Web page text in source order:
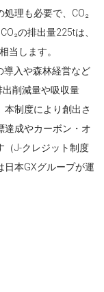
理も必要で、CO₂
の排出量225tは、
当します。
入や森林経営など
出削減量や吸収量
制度により創出さ
達成やカーボン・オ
（J-クレジット制度
日本GXグループが運